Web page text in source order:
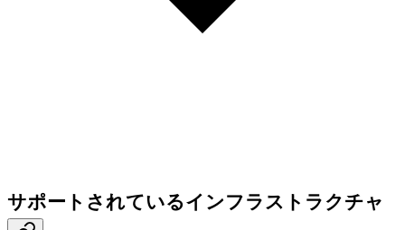
サポートされているインフラストラクチャ